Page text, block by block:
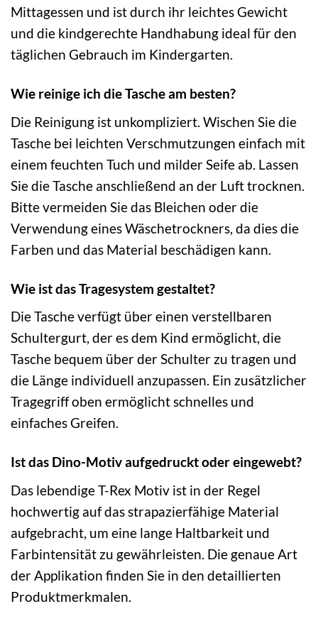
Mittagessen und ist durch ihr leichtes Gewicht
und die kindgerechte Handhabung ideal für den
täglichen Gebrauch im Kindergarten.
Wie reinige ich die Tasche am besten?
Die Reinigung ist unkompliziert. Wischen Sie die
Tasche bei leichten Verschmutzungen einfach mit
einem feuchten Tuch und milder Seife ab. Lassen
Sie die Tasche anschließend an der Luft trocknen.
Bitte vermeiden Sie das Bleichen oder die
Verwendung eines Wäschetrockners, da dies die
Farben und das Material beschädigen kann.
Wie ist das Tragesystem gestaltet?
Die Tasche verfügt über einen verstellbaren
Schultergurt, der es dem Kind ermöglicht, die
Tasche bequem über der Schulter zu tragen und
die Länge individuell anzupassen. Ein zusätzlicher
Tragegriff oben ermöglicht schnelles und
einfaches Greifen.
Ist das Dino-Motiv aufgedruckt oder eingewebt?
Das lebendige T-Rex Motiv ist in der Regel
hochwertig auf das strapazierfähige Material
aufgebracht, um eine lange Haltbarkeit und
Farbintensität zu gewährleisten. Die genaue Art
der Applikation finden Sie in den detaillierten
Produktmerkmalen.